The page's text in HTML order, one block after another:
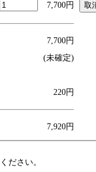
7,700円
7,700円
(未確定)
220円
7,920円
ださい。